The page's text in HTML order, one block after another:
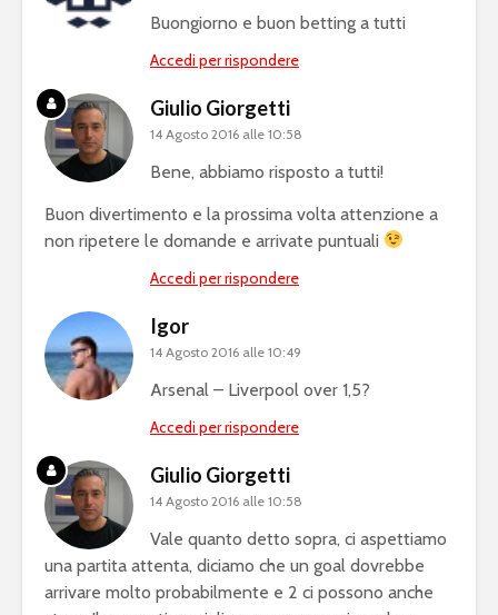
Buongiorno e buon betting a tutti
Accedi per rispondere
Giulio Giorgetti
14 Agosto 2016 alle 10:58
Bene, abbiamo risposto a tutti!
Buon divertimento e la prossima volta attenzione a
non ripetere le domande e arrivate puntuali
Accedi per rispondere
Igor
14 Agosto 2016 alle 10:49
Arsenal – Liverpool over 1,5?
Accedi per rispondere
Giulio Giorgetti
14 Agosto 2016 alle 10:58
Vale quanto detto sopra, ci aspettiamo
una partita attenta, diciamo che un goal dovrebbe
arrivare molto probabilmente e 2 ci possono anche